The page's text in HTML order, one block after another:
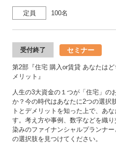
定員 100名
受付終了 セミナー
第2部『住宅 購入or賃貸 あなたは
メリット』
人生の3大資金の１つが「住宅」の
か？今の時代はあなたに2つの選択
トとデメリットを知った上で、あ
す。考え方や事例、数字などを織
染みのファイナンシャルプランナ
の選択肢を見つけてください。